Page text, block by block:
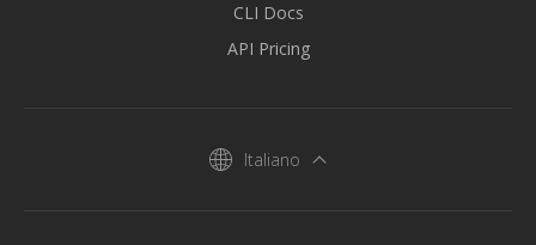
CLI Docs
API Pricing
Italiano